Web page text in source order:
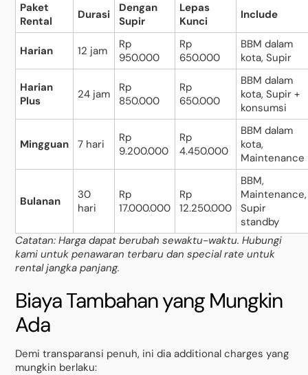
Paket
Rental
Durasi
Dengan
Supir
Lepas
Kunci
Include
Harian 12 jam
Rp
950.000
Rp
650.000
BBM dalam
kota, Supir
Harian
Plus
24 jam
Rp
850.000
Rp
650.000
BBM dalam
kota, Supir +
konsumsi
Mingguan 7 hari
Rp
9.200.000
Rp
4.450.000
BBM dalam
kota,
Maintenance
Bulanan
30
hari
Rp
17.000.000
Rp
12.250.000
BBM,
Maintenance,
Supir
standby
Catatan: Harga dapat berubah sewaktu-waktu. Hubungi
kami untuk penawaran terbaru dan special rate untuk
rental jangka panjang.
Biaya Tambahan yang Mungkin
Ada
Demi transparansi penuh, ini dia additional charges yang
mungkin berlaku: